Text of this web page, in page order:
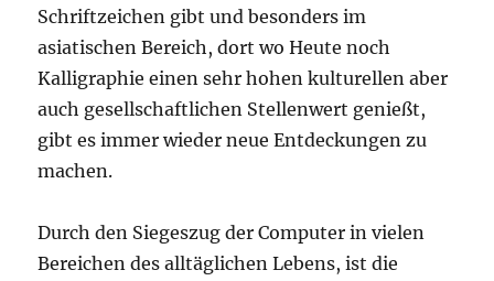
Schriftzeichen gibt und besonders im
asiatischen Bereich, dort wo Heute noch
Kalligraphie einen sehr hohen kulturellen aber
auch gesellschaftlichen Stellenwert genießt,
gibt es immer wieder neue Entdeckungen zu
machen.
Durch den Siegeszug der Computer in vielen
Bereichen des alltäglichen Lebens, ist die